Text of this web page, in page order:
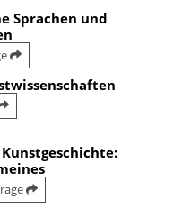
Sprachen und
Kunstgeschichte: